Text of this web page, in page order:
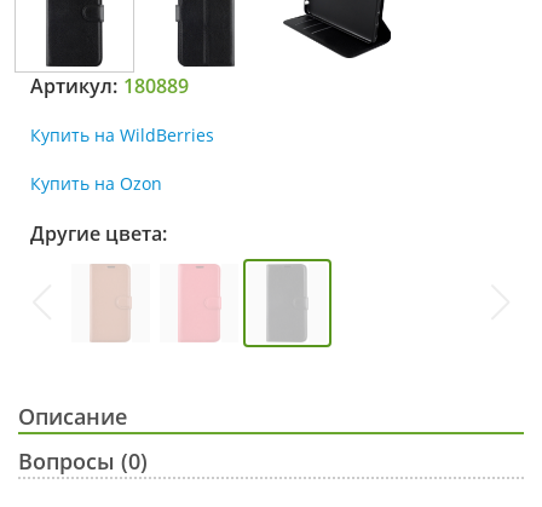
Артикул: 180889
Купить на WildBerries
Купить на Ozon
Другие цвета:
Описание
Вопросы (0)